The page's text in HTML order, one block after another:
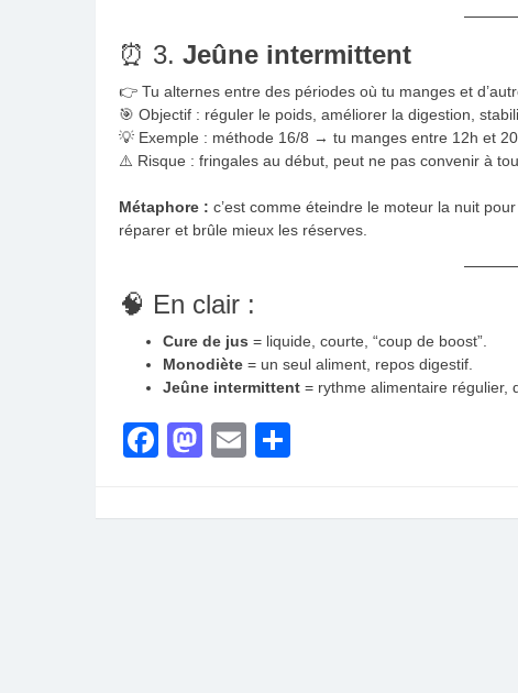
⏰ 3. Jeûne intermittent
👉 Tu alternes entre des périodes où tu manges et
🎯 Objectif : réguler le poids, améliorer la digestion,
💡 Exemple : méthode 16/8 → tu manges entre 12h et
⚠️ Risque : fringales au début, peut ne pas convenir à
Métaphore : c’est comme éteindre le moteur la nuit
réparer et brûle mieux les réserves.
🧠 En clair :
Cure de jus = liquide, courte, “coup de boost”.
Monodiète = un seul aliment, repos digestif.
Jeûne intermittent = rythme alimentaire régulier,
Facebook
Mastodon
Email